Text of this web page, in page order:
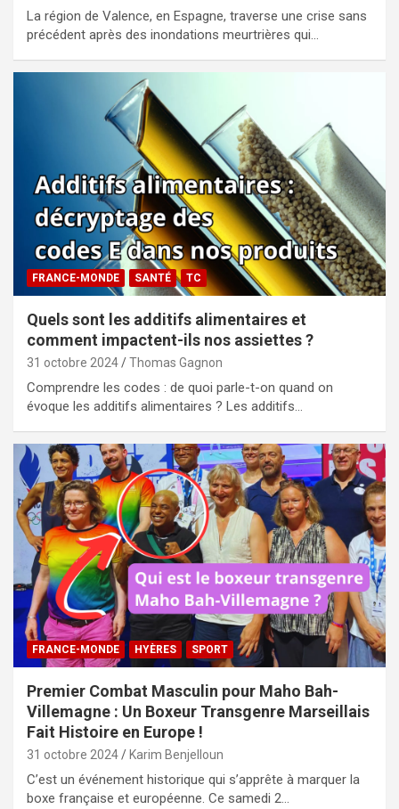
La région de Valence, en Espagne, traverse une crise sans
précédent après des inondations meurtrières qui…
FRANCE-MONDE SANTÉ TC
Quels sont les additifs alimentaires et
comment impactent-ils nos assiettes ?
31 octobre 2024 Thomas Gagnon
Comprendre les codes : de quoi parle-t-on quand on
évoque les additifs alimentaires ? Les additifs…
FRANCE-MONDE HYÈRES SPORT
Premier Combat Masculin pour Maho Bah-
Villemagne : Un Boxeur Transgenre Marseillais
Fait Histoire en Europe !
31 octobre 2024 Karim Benjelloun
C’est un événement historique qui s’apprête à marquer la
boxe française et européenne. Ce samedi 2…